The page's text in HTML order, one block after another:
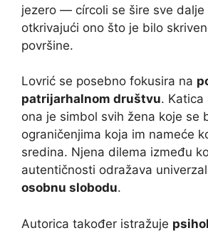
jezero — círcoli se šire sve dalje
otkrivajući ono što je bilo
površine.
Lovrić se posebno fokusira na
patrijarhalnom društvu.
ona je simbol svih žena koje se
ograničenjima koja im nameće
sredina. Njena dilema između
autentičnosti odražava
osobnu slobodu.
Autorica također istražuje